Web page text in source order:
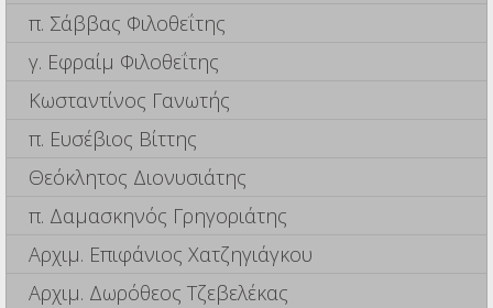
π. Σάββας Φιλοθεΐτης
γ. Εφραίμ Φιλοθεΐτης
Κωσταντίνος Γανωτής
π. Ευσέβιος Βίττης
Θεόκλητος Διονυσιάτης
π. Δαμασκηνός Γρηγοριάτης
Αρχιμ. Επιφάνιος Χατζηγιάγκου
Αρχιμ. Δωρόθεος Τζεβελέκας